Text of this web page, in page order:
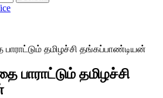
தமிழச்சி தங்கப்பாண்டியன்
பாராட்டும் தமிழச்சி